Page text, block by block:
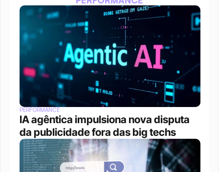
PERFORMANCE
IA agêntica impulsiona nova disputa
da publicidade fora das big techs